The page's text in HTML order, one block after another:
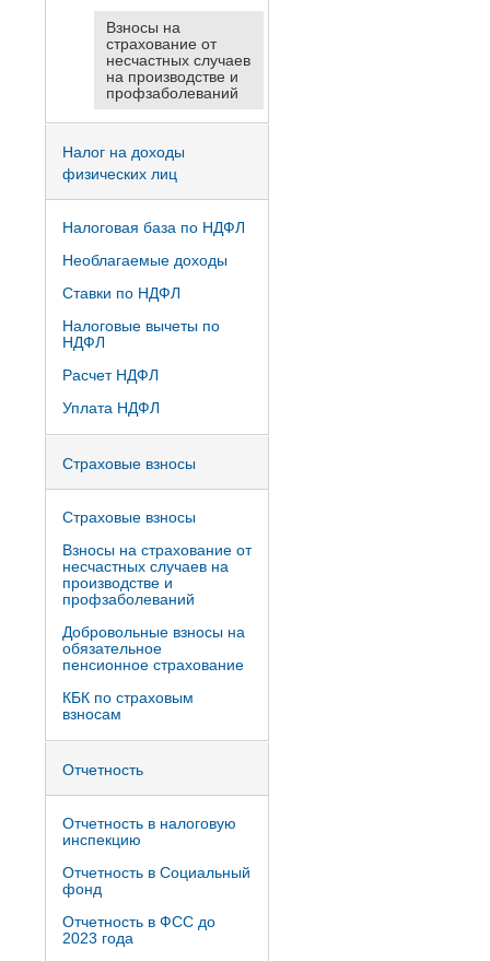
Взносы на
страхование от
несчастных случаев
на производстве и
профзаболеваний
Налог на доходы
физических лиц
Налоговая база по НДФЛ
Необлагаемые доходы
Ставки по НДФЛ
Налоговые вычеты по
НДФЛ
Расчет НДФЛ
Уплата НДФЛ
Страховые взносы
Страховые взносы
Взносы на страхование от
несчастных случаев на
производстве и
профзаболеваний
Добровольные взносы на
обязательное
пенсионное страхование
КБК по страховым
взносам
Отчетность
Отчетность в налоговую
инспекцию
Отчетность в Социальный
фонд
Отчетность в ФСС до
2023 года